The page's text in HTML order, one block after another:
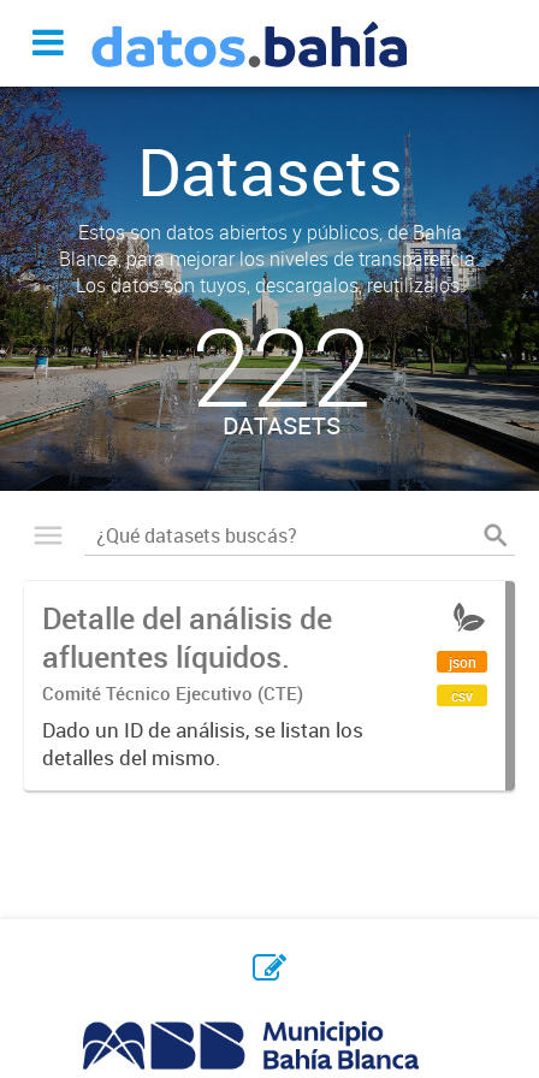
Datasets
Estos son datos abiertos y públicos, de Bahía
Blanca, para mejorar los niveles de transparencia.
Los datos son tuyos, descargalos, reutilizalos.
222
DATASETS
Detalle del análisis de
afluentes líquidos.
Comité Técnico Ejecutivo (CTE)
Dado un ID de análisis, se listan los
detalles del mismo.
json
csv